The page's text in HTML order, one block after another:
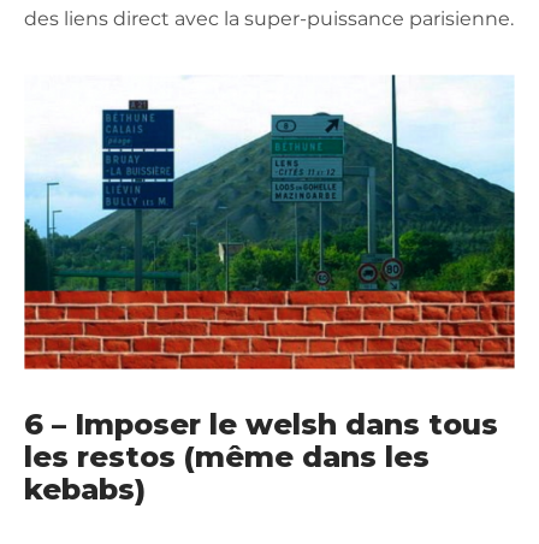
des liens direct avec la super-puissance parisienne.
6 – Imposer le welsh dans tous
les restos (même dans les
kebabs)